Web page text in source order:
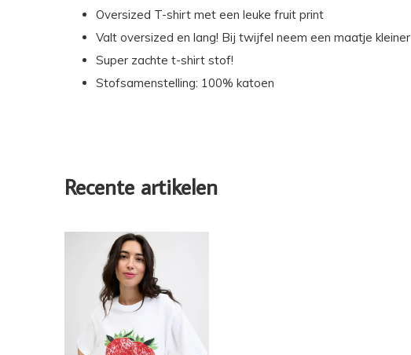
Oversized T-shirt met een leuke fruit print
Valt oversized en lang! Bij twijfel neem een maatje kleiner
Super zachte t-shirt stof!
Stofsamenstelling: 100% katoen
Recente artikelen